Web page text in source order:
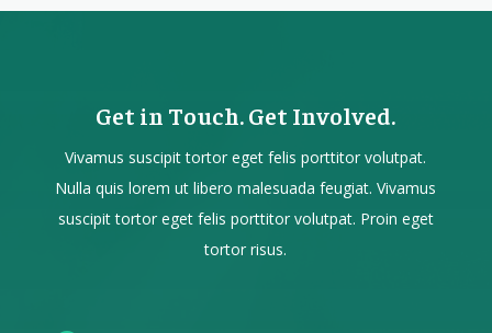
Get in Touch. Get Involved.
Vivamus suscipit tortor eget felis porttitor volutpat.
Nulla quis lorem ut libero malesuada feugiat. Vivamus
suscipit tortor eget felis porttitor volutpat. Proin eget
tortor risus.